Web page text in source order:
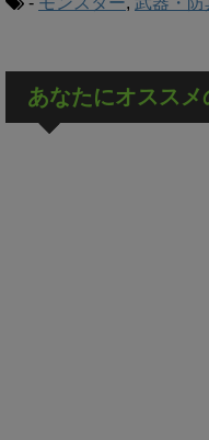
あなたにオスス